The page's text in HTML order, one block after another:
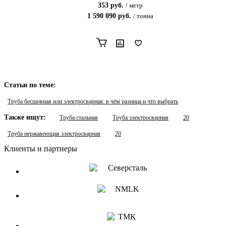
353руб. / метр
1 590 090руб. / тонна
Статьи по теме:
Труба бесшовная или электросварная: в чём разница и что выбрать
Также ищут: Труба стальная Труба электросварная 20
Труба нержавеющая электросварная 20
Клиенты и партнеры